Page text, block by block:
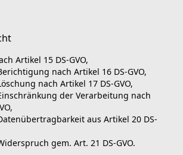
Artikel 15 DS-GVO,
nach Artikel 16 DS-GVO,
nach Artikel 17 DS-GVO,
der Verarbeitung nach
aus Artikel 20 DS-
gem. Art. 21 DS-GVO.